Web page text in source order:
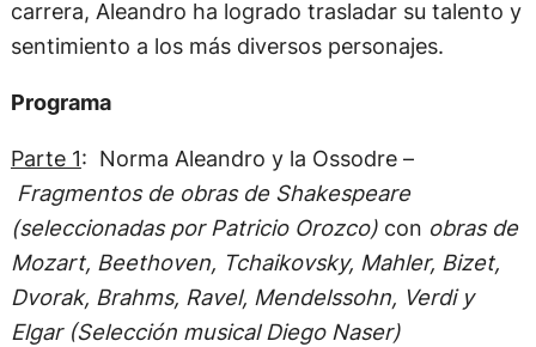
carrera, Aleandro ha logrado trasladar su talento y
sentimiento a los más diversos personajes.
Programa
Parte 1: Norma Aleandro y la Ossodre –
Fragmentos de obras de Shakespeare
(seleccionadas por Patricio Orozco)con obras de
Mozart, Beethoven, Tchaikovsky, Mahler, Bizet,
Dvorak, Brahms, Ravel, Mendelssohn, Verdi y
Elgar (Selección musical Diego Naser)